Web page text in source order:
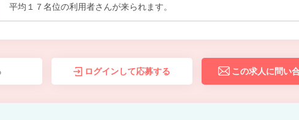
平均１７名位の利用者さんが来られます。
ログインして応募する この求人に問い